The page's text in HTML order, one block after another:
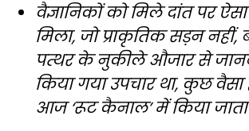
वैज्ञानिकों को मिले दांत पर
मिला, जो प्राकृतिक सड़न नहीं,
पत्थर के नुकीले औजार से
किया गया उपचार था, कुछ वैसा
आज ‘रूट कैनाल’ में किया जाता